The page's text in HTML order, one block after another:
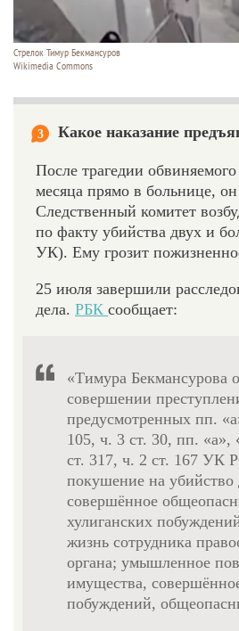
Стрелок Тимур Бекмансуров
Wikimedia Commons
3 Какое наказание
После трагедии
месяца прямо в больнице,
Следственный комитет
по факту убийства двух и
УК). Ему грозит
25 июля завершили
дела. РБК сообщает:
«Тимура Бекмансурова
совершении
предусмотренных пп.
105, ч. 3 ст. 30, пп. «а»,
ст. 317, ч. 2 ст. 167 УК
покушение на убийство
совершённое
хулиганских
жизнь сотрудника
органа; умышленное
имущества,
побуждений,